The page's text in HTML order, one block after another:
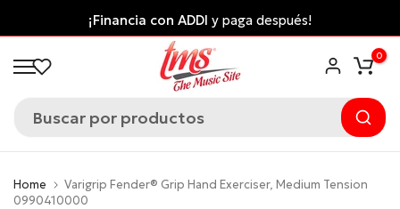
al
contenido
Envío gratis desde $300.000 a ciudades
*Aplican Condiciones*
0
Home
Varigrip Fender® Grip Hand Exerciser, Medium Tension
0990410000